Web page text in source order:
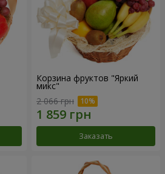
Корзина фруктов "Яркий
микс"
2 066 грн
Заказать